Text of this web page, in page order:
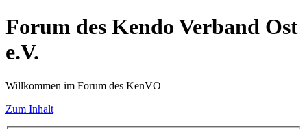
Forum des Kendo Verband Ost
e.V.
Willkommen im Forum des KenVO
Zum Inhalt